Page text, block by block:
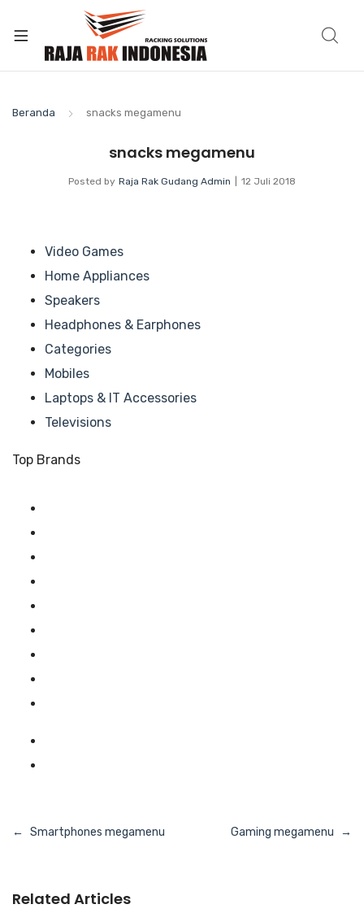
Beranda snacks megamenu
snacks megamenu
Posted by Raja Rak Gudang Admin 12 Juli 2018
Video Games
Home Appliances
Speakers
Headphones & Earphones
Categories
Mobiles
Laptops & IT Accessories
Televisions
Top Brands
Navigasi
Smartphones megamenu Gaming megamenu
Related Articles